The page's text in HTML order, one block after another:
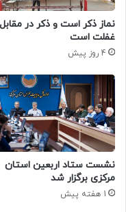
نماز ذکر است و ذکر در مقابل
غفلت است
4 روز پیش
نشست ستاد اربعین استان
مرکزی برگزار شد
1 هفته پیش